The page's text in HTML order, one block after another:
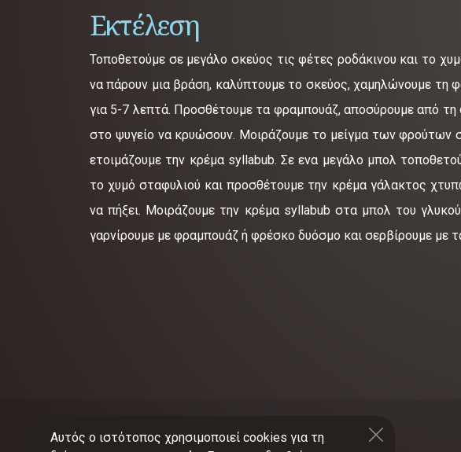
Εκτέλεση
Τοποθετούμε σε μεγάλο σκεύος τις φέτες ροδάκινου και το
να πάρουν μια βράση, καλύπτουμε το σκεύος, χαμηλώνουμε τη
για 5-7 λεπτά. Προσθέτουμε τα φραμπουάζ, αποσύρουμε από τη
στο ψυγείο να κρυώσουν. Μοιράζουμε το μείγμα των φρούτων
ετοιμάζουμε την κρέμα syllabub. Σε ενα μεγάλο μπολ
το χυμό σταφυλιού και προσθέτουμε την κρέμα γάλακτος
να πήξει. Μοιράζουμε την κρέμα syllabub στα μπολ του
γαρνίρουμε με φραμπουάζ ή φρέσκο δυόσμο και σερβίρουμε με
Αυτός ο ιστότοπος χρησιμοποιεί cookies για τη